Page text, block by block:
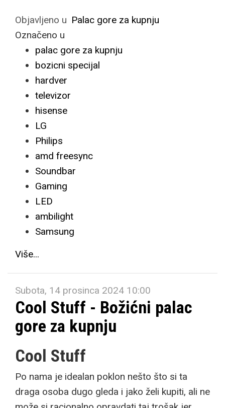
Objavljeno u Palac gore za kupnju
Označeno u
palac gore za kupnju
bozicni specijal
hardver
televizor
hisense
LG
Philips
amd freesync
Soundbar
Gaming
LED
ambilight
Samsung
Više...
Subota, 14 prosinca 2024 10:00
Cool Stuff - Božićni palac
gore za kupnju
Cool Stuff
Po nama je idealan poklon nešto što si ta
draga osoba dugo gleda i jako želi kupiti, ali ne